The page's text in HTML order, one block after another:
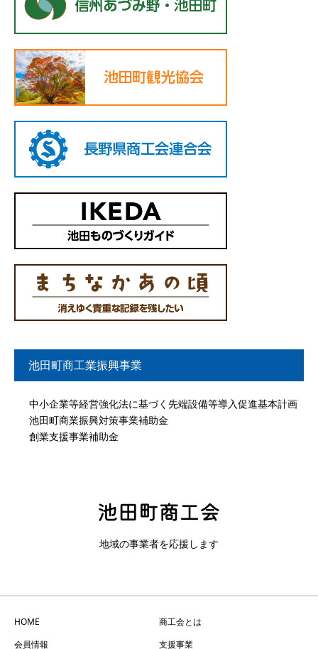
池田町商工業振興事業
中小企業等経営強化法に基づく先端設備等導入促進基本計画
池田町商業振興対策事業補助金
創業支援事業補助金
地域の事業者を応援します
HOME
商工会とは
会員情報
支援事業